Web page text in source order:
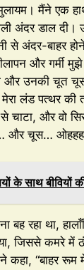
मैंने एक
अंदर डाल दी।
से अंदर-बाहर
और गर्मी
और उनकी चूत
लंड पत्थर की
और वो
चूस…
के साथ बीवियों
बह रहा था,
जिससे कमरे में
कहा, “बाहर रूम